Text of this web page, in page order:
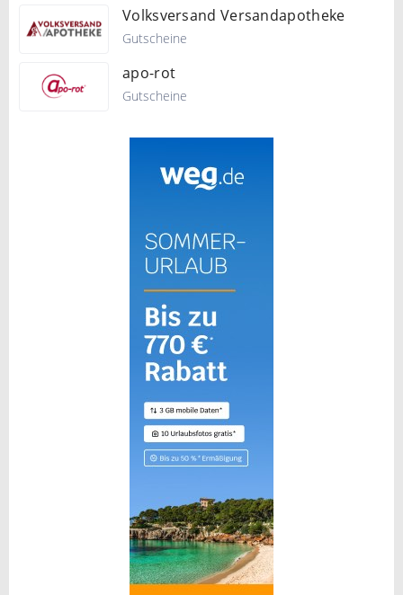
Volksversand Versandapotheke
Gutscheine
apo-rot
Gutscheine